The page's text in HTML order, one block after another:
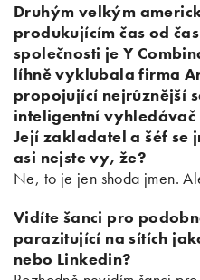
Druhým velkým
produkujícím čas od
společnosti je Y
líhně vyklubala firma
propojující nejrůznější
inteligentní vyhledávač
Její zakladatel a šéf se
asi nejste vy, že?
Ne, to je jen shoda jmen.
Vidíte šanci pro
parazitující na sítích
nebo Linkedin?